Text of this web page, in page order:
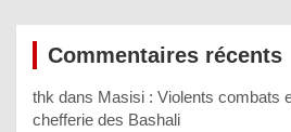
Commentaires récents
thk dans Masisi : Violents combats
chefferie des Bashali